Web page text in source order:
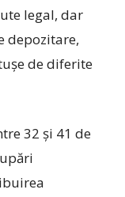
legal, dar
depozitare,
de diferite
32 și 41 de